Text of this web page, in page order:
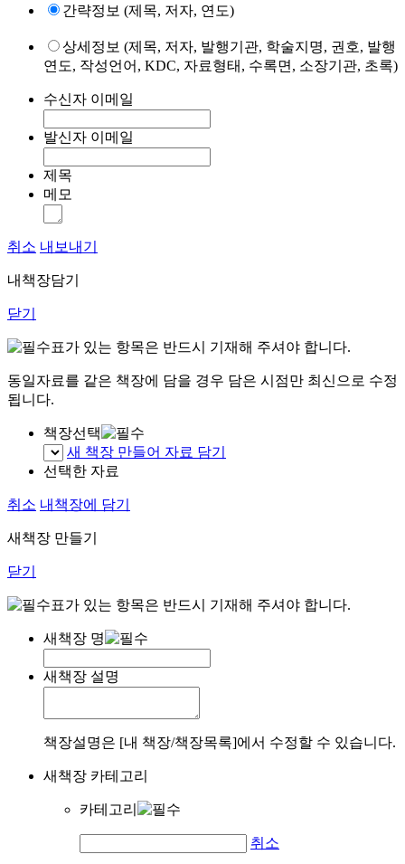
간략정보 (제목, 저자, 연도)
상세정보 (제목, 저자, 발행기관, 학술지명, 권호, 발행
연도, 작성언어, KDC, 자료형태, 수록면, 소장기관, 초록)
수신자 이메일
발신자 이메일
제목
메모
취소 내보내기
내책장담기
닫기
표가 있는 항목은 반드시 기재해 주셔야 합니다.
동일자료를 같은 책장에 담을 경우 담은 시점만 최신으로 수정
됩니다.
책장선택
새 책장 만들어 자료 담기
선택한 자료
취소 내책장에 담기
새책장 만들기
닫기
표가 있는 항목은 반드시 기재해 주셔야 합니다.
새책장 명
새책장 설명
책장설명은 [내 책장/책장목록]에서 수정할 수 있습니다.
새책장 카테고리
카테고리
취소